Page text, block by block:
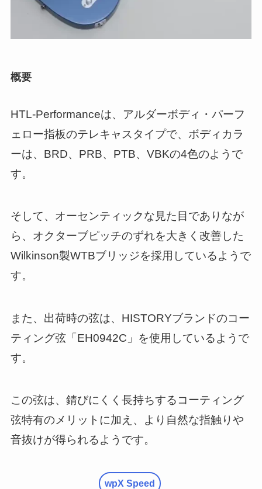
概要
HTL-Performanceは、アルダーボディ・パーフ
ェロー指板のテレキャスタイプで、ボディカラ
ーは、BRD、PRB、PTB、VBKの4色のようで
す。
そして、オーセンティックな見た目でありなが
ら、オクターブピッチのずれを大きく改善した
Wilkinson製WTBブリッジを採用しているようで
す。
また、出荷時の弦は、HISTORYブランドのコー
ティング弦「EH0942C」を使用しているようで
す。
この弦は、錆びにくく長持ちするコーティング
弦特有のメリットに加え、より自然な指触りや
音抜けが得られるようです。
wpX Speed